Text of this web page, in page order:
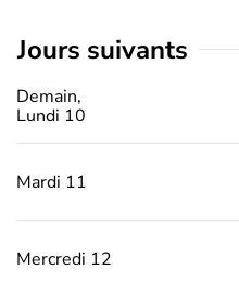
jours suivants
Demain,
Lundi 10
Mardi 11
Mercredi 12